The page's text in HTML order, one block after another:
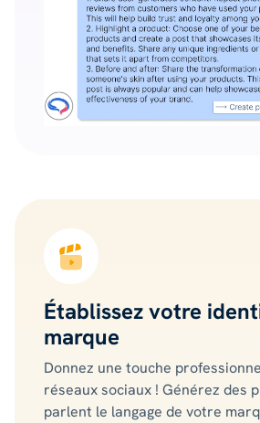
Établissez votre
marque
Donnez une touche
réseaux sociaux ! Générez des
parlent le langage de votre